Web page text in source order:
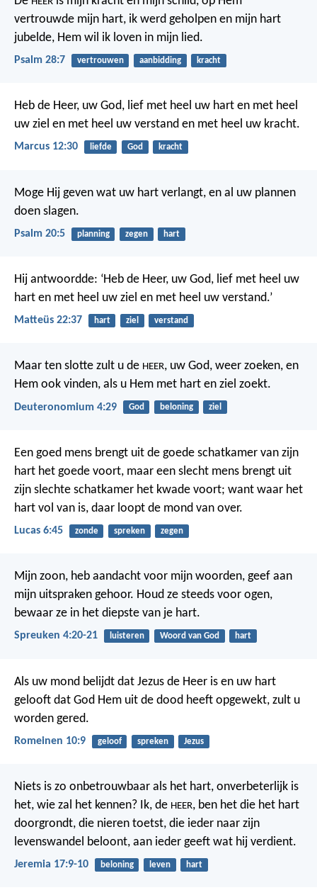
vertrouwde mijn hart, ik werd geholpen en mijn hart
jubelde, Hem wil ik loven in mijn lied.
Psalm 28:7 vertrouwen aanbidding kracht
Heb de Heer, uw God, lief met heel uw hart en met heel
uw ziel en met heel uw verstand en met heel uw kracht.
Marcus 12:30 liefde God kracht
Moge Hij geven wat uw hart verlangt, en al uw plannen
doen slagen.
Psalm 20:5 planning zegen hart
Hij antwoordde: ‘Heb de Heer, uw God, lief met heel uw
hart en met heel uw ziel en met heel uw verstand.’
Matteüs 22:37 hart ziel verstand
Maar ten slotte zult u de HEER, uw God, weer zoeken, en
Hem ook vinden, als u Hem met hart en ziel zoekt.
Deuteronomium 4:29 God beloning ziel
Een goed mens brengt uit de goede schatkamer van zijn
hart het goede voort, maar een slecht mens brengt uit
zijn slechte schatkamer het kwade voort; want waar het
hart vol van is, daar loopt de mond van over.
Lucas 6:45 zonde spreken zegen
Mijn zoon, heb aandacht voor mijn woorden, geef aan
mijn uitspraken gehoor. Houd ze steeds voor ogen,
bewaar ze in het diepste van je hart.
Spreuken 4:20-21 luisteren Woord van God hart
Als uw mond belijdt dat Jezus de Heer is en uw hart
gelooft dat God Hem uit de dood heeft opgewekt, zult u
worden gered.
Romeinen 10:9 geloof spreken Jezus
Niets is zo onbetrouwbaar als het hart, onverbeterlijk is
het, wie zal het kennen? Ik, de HEER, ben het die het hart
doorgrondt, die nieren toetst, die ieder naar zijn
levenswandel beloont, aan ieder geeft wat hij verdient.
Jeremia 17:9-10 beloning leven hart